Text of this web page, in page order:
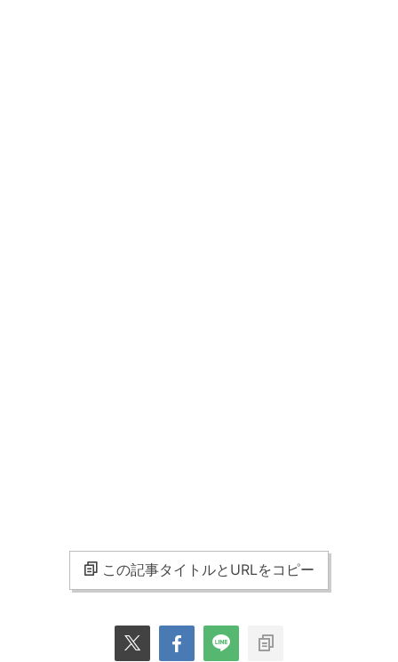
この記事タイトルとURLをコピー